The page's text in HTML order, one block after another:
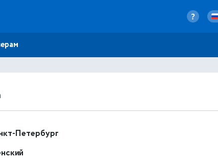
Петербург